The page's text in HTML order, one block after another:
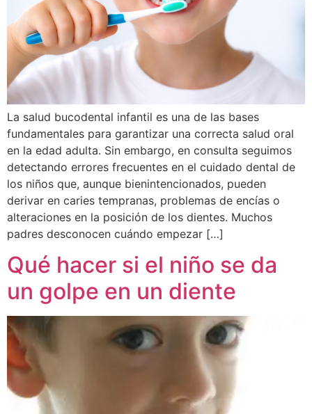
La salud bucodental infantil es una de las bases
fundamentales para garantizar una correcta salud oral
en la edad adulta. Sin embargo, en consulta seguimos
detectando errores frecuentes en el cuidado dental de
los niños que, aunque bienintencionados, pueden
derivar en caries tempranas, problemas de encías o
alteraciones en la posición de los dientes. Muchos
padres desconocen cuándo empezar […]
Qué hacer si el niño se da
un golpe en un diente